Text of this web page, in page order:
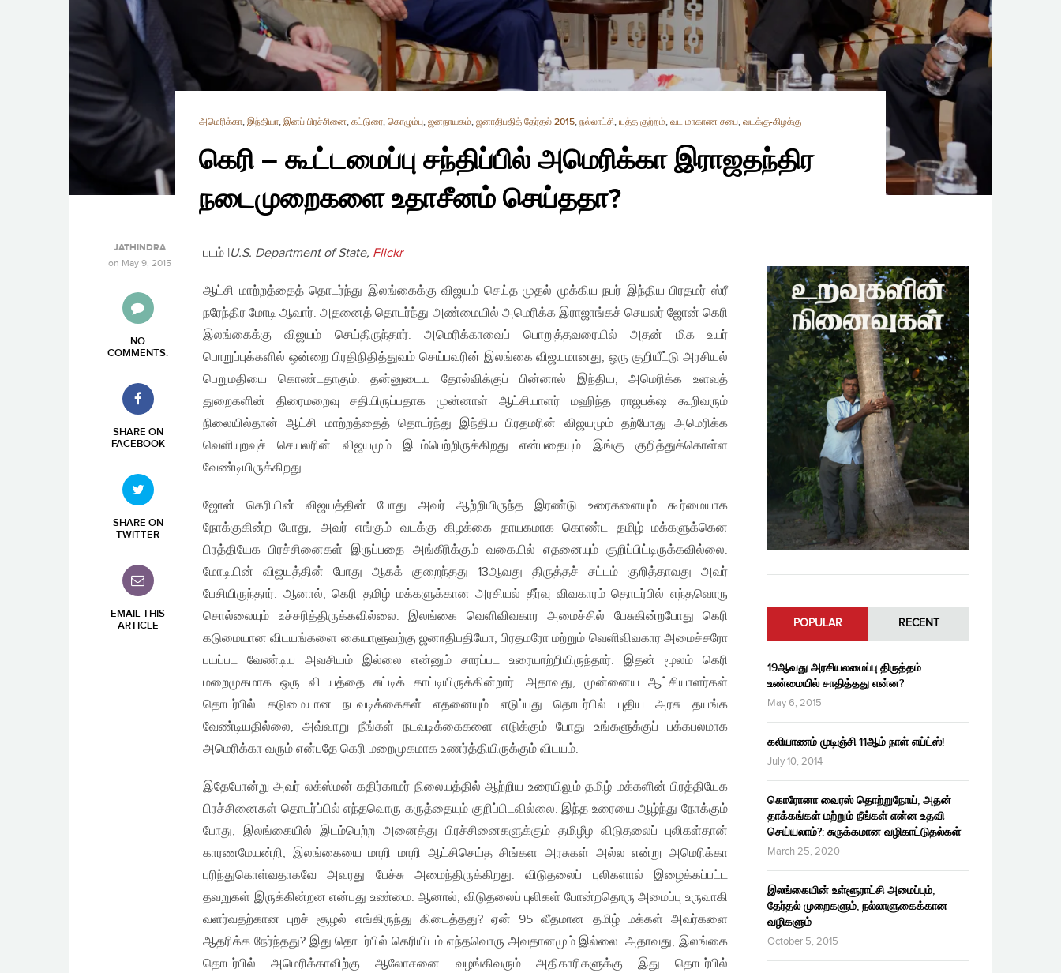
அமெரிக்கா, இந்தியா, இனப் பிரச்சினை, கட்டுரை, கொழும்பு, ஜனநாயகம், ஜனாதிபதித் தேர்தல் 2015, நல்லாட்சி, யுத்த குற்றம், வட மாகாண சபை, வடக்கு-கிழக்கு
கெரி – கூட்டமைப்பு சந்திப்பில் அமெரிக்கா இராஜதந்திர
நடைமுறைகளை உதாசீனம் செய்ததா?
JATHINDRA
on May 9, 2015
NO
COMMENTS.
SHARE ON
FACEBOOK
SHARE ON
TWITTER
EMAIL THIS
ARTICLE
படம் |U.S. Department of State, Flickr
ஆட்சி மாற்றத்தைத் தொடர்ந்து இலங்கைக்கு விஜயம் செய்த முதல் முக்கிய நபர் இந்திய பிரதமர் ஸ்ரீ
நரேந்திர மோடி ஆவார். அதனைத் தொடர்ந்து அண்மையில் அமெரிக்க இராஜாங்கச் செயலர் ஜோன் கெரி
இலங்கைக்கு விஜயம் செய்திருந்தார். அமெரிக்காவைப் பொறுத்தவரையில் அதன் மிக உயர்
பொறுப்புக்களில் ஒன்றை பிரதிநிதித்துவம் செய்பவரின் இலங்கை விஜயமானது, ஒரு குறியீட்டு அரசியல்
பெறுமதியை கொண்டதாகும். தன்னுடைய தோல்விக்குப் பின்னால் இந்திய, அமெரிக்க உளவுத்
துறைகளின் திரைமறைவு சதியிருப்பதாக முன்னாள் ஆட்சியாளர் மஹிந்த ராஜபக்‌ஷ கூறிவரும்
நிலையில்தான் ஆட்சி மாற்றத்தைத் தொடர்ந்து இந்திய பிரதமரின் விஜயமும் தற்போது அமெரிக்க
வெளியுறவுச் செயலரின் விஜயமும் இடம்பெற்றிருக்கிறது என்பதையும் இங்கு குறித்துக்கொள்ள
வேண்டியிருக்கிறது.
ஜோன் கெரியின் விஜயத்தின் போது அவர் ஆற்றியிருந்த இரண்டு உரைகளையும் கூர்மையாக
நோக்குகின்ற போது, அவர் எங்கும் வடக்கு கிழக்கை தாயகமாக கொண்ட தமிழ் மக்களுக்கென
பிரத்தியேக பிரச்சினைகள் இருப்பதை அங்கீரிக்கும் வகையில் எதனையும் குறிப்பிட்டிருக்கவில்லை.
மோடியின் விஜயத்தின் போது ஆகக் குறைந்தது 13ஆவது திருத்தச் சட்டம் குறித்தாவது அவர்
பேசியிருந்தார். ஆனால், கெரி தமிழ் மக்களுக்கான அரசியல் தீர்வு விவகாரம் தொடர்பில் எந்தவொரு
சொல்லையும் உச்சரித்திருக்கவில்லை. இலங்கை வெளிவிவகார அமைச்சில் பேசுகின்றபோது கெரி
கடுமையான விடயங்களை கையாளுவற்கு ஜனாதிபதியோ, பிரதமரோ மற்றும் வெளிவிவகார அமைச்சரோ
பயப்பட வேண்டிய அவசியம் இல்லை என்னும் சாரப்பட உரையாற்றியிருந்தார். இதன் மூலம் கெரி
மறைமுகமாக ஒரு விடயத்தை சுட்டிக் காட்டியிருக்கின்றார். அதாவது, முன்னைய ஆட்சியாளர்கள்
தொடர்பில் கடுமையான நடவடிக்கைகள் எதனையும் எடுப்பது தொடர்பில் புதிய அரசு தயங்க
வேண்டியதில்லை, அவ்வாறு நீங்கள் நடவடிக்கைகளை எடுக்கும் போது உங்களுக்குப் பக்கபலமாக
அமெரிக்கா வரும் என்பதே கெரி மறைமுகமாக உணர்த்தியிருக்கும் விடயம்.
இதேபோன்று அவர் லக்ஸ்மன் கதிர்காமர் நிலையத்தில் ஆற்றிய உரையிலும் தமிழ் மக்களின் பிரத்தியேக
பிரச்சினைகள் தொடர்ப்பில் எந்தவொரு கருத்தையும் குறிப்பிடவில்லை. இந்த உரையை ஆழ்ந்து நோக்கும்
போது, இலங்கையில் இடம்பெற்ற அனைத்து பிரச்சினைகளுக்கும் தமிழீழ விடுதலைப் புலிகள்தான்
காரணமேயன்றி, இலங்கையை மாறி மாறி ஆட்சிசெய்த சிங்கள அரசுகள் அல்ல என்று அமெரிக்கா
புரிந்துகொள்வதாகவே அவரது பேச்சு அமைந்திருக்கிறது. விடுதலைப் புலிகளால் இழைக்கப்பட்ட
தவறுகள் இருக்கின்றன என்பது உண்மை. ஆனால், விடுதலைப் புலிகள் போன்றதொரு அமைப்பு உருவாகி
வளர்வதற்கான புறச் சூழல் எங்கிருந்து கிடைத்தது? ஏன் 95 வீதமான தமிழ் மக்கள் அவர்களை
ஆதரிக்க நேர்ந்தது? இது தொடர்பில் கெரியிடம் எந்தவொரு அவதானமும் இல்லை. அதாவது, இலங்கை
தொடர்பில் அமெரிக்காவிற்கு ஆலோசனை வழங்கிவரும் அதிகாரிகளுக்கு இது தொடர்பில்
POPULAR RECENT
19ஆவது அரசியலமைப்பு திருத்தம்
உண்மையில் சாதித்தது என்ன?
May 6, 2015
கலியாணம் முடிஞ்சி 11ஆம் நாள் எய்ட்ஸ்!
July 10, 2014
கொரோனா வைரஸ் தொற்றுநோய், அதன்
தாக்கங்கள் மற்றும் நீங்கள் என்ன உதவி
செய்யலாம்?: சுருக்கமான வழிகாட்டுதல்கள்
March 25, 2020
இலங்கையின் உள்ளூராட்சி அமைப்பும்,
தேர்தல் முறைகளும், நல்லாளுகைக்கான
வழிகளும்
October 5, 2015